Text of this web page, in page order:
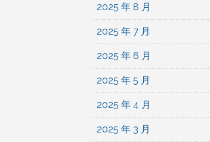
2025 年 8 月
2025 年 7 月
2025 年 6 月
2025 年 5 月
2025 年 4 月
2025 年 3 月